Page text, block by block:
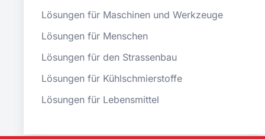
Lösungen für Maschinen und Werkzeuge
Lösungen für Menschen
Lösungen für den Strassenbau
Lösungen für Kühlschmierstoffe
Lösungen für Lebensmittel